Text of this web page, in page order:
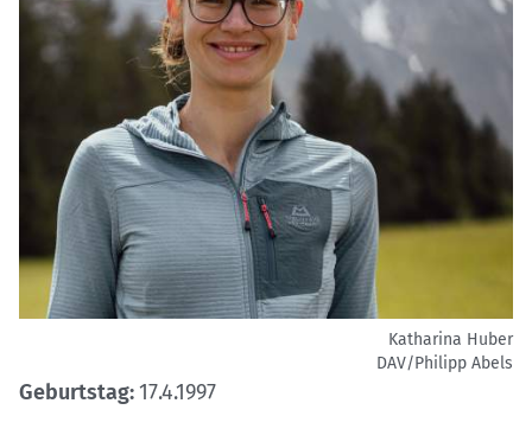
Katharina Huber
DAV/Philipp Abels
Geburtstag:17.4.1997